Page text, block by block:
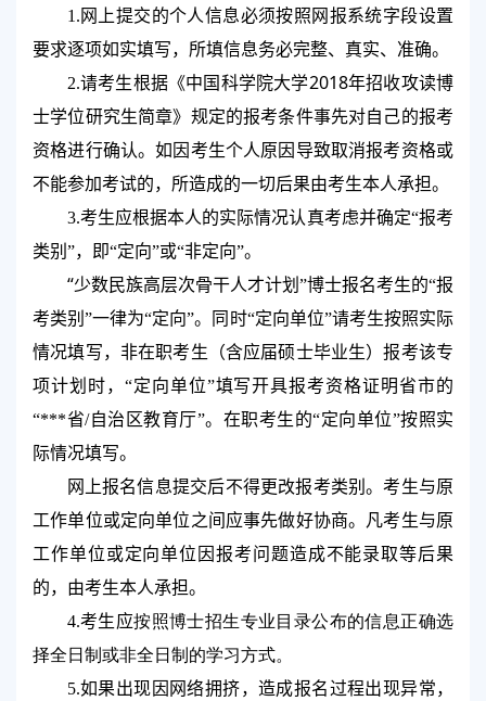
1. 网上提交的个人信息必须按照网报系统字段设置
要求逐项如实填写，所填信息务必完整、真实、准确。
2.请考生根据《中国科学院大学2018年招收攻读博
士学位研究生简章》规定的报考条件事先对自己的报考
资格进行确认。如因考生个人原因导致取消报考资格或
不能参加考试的，所造成的一切后果由考生本人承担。
3.考生应根据本人的实际情况认真考虑并确定“报考
类别”，即“定向”或“非定向”。
“少数民族高层次骨干人才计划”博士报名考生的“报
考类别”一律为“定向”。同时“定向单位”请考生按照实际
情况填写，非在职考生（含应届硕士毕业生）报考该专
项计划时，“定向单位”填写开具报考资格证明省市的
“***省/自治区教育厅”。在职考生的“定向单位”按照实
际情况填写。
网上报名信息提交后不得更改报考类别。考生与原
工作单位或定向单位之间应事先做好协商。凡考生与原
工作单位或定向单位因报考问题造成不能录取等后果
的，由考生本人承担。
4.考生应按照博士招生专业目录公布的信息正确选
择全日制或非全日制的学习方式。
5.如果出现因网络拥挤，造成报名过程出现异常，